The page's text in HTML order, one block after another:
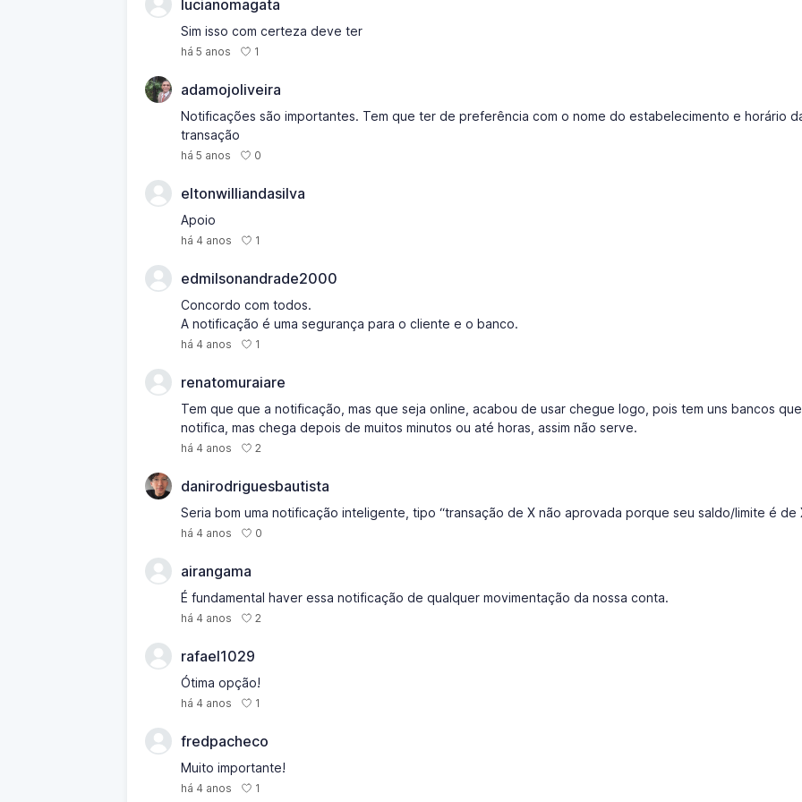
lucianomagata
Sim isso com certeza deve ter
há 5 anos 1
adamojoliveira
Notificações são importantes. Tem que ter de preferência com o nome do estabelecimento e horário
transação
há 5 anos 0
eltonwilliandasilva
Apoio
há 4 anos 1
edmilsonandrade2000
Concordo com todos.
A notificação é uma segurança para o cliente e o banco.
há 4 anos 1
renatomuraiare
Tem que que a notificação, mas que seja online, acabou de usar chegue logo, pois tem uns bancos que
notifica, mas chega depois de muitos minutos ou até horas, assim não serve.
há 4 anos 2
danirodriguesbautista
Seria bom uma notificação inteligente, tipo “transação de X não aprovada porque seu saldo/limite é de
há 4 anos 0
airangama
É fundamental haver essa notificação de qualquer movimentação da nossa conta.
há 4 anos 2
rafael1029
Ótima opção!
há 4 anos 1
fredpacheco
Muito importante!
há 4 anos 1